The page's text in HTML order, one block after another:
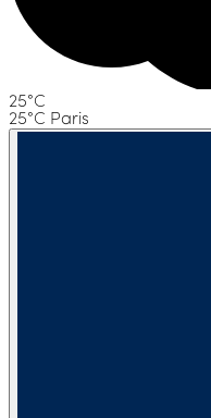
25°C
25°C Paris